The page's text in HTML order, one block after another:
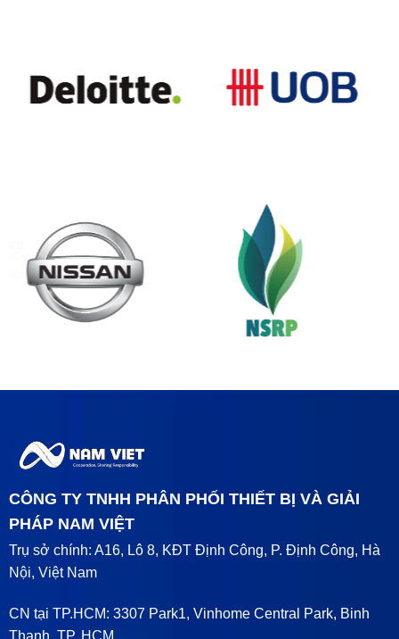
CÔNG TY TNHH PHÂN PHỐI THIẾT BỊ VÀ GIẢI
Trụ sở chính: A16, Lô 8, KĐT Định Công, P. Định Công, Hà
Nội, Việt Nam
CN tại TP.HCM: 3307 Park1, Vinhome Central Park, Binh
CN tại Quảng Ninh: Ks. Golden Palm Ha Long, A66-67